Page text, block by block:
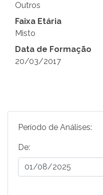
Outros
Faixa Etária
Misto
Data de Formação
20/03/2017
Período de Análises:
De: